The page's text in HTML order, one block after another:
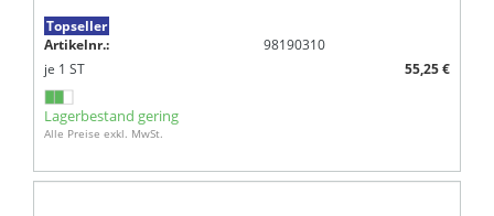
Topseller
Artikelnr.:
98190310
je 1 ST 55,25 €
Lagerbestand gering
Alle Preise exkl. MwSt.